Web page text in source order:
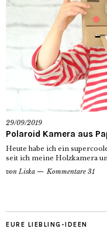
29/09/2019
Polaroid Kamera aus
Heute habe ich ein
seit ich meine Holzkamera
von Liska Kommentare 31
EURE LIEBLING-IDEEN